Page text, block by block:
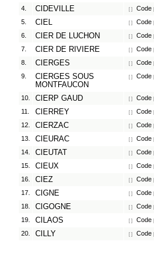
4.
CIDEVILLE [ ]
Code
5.
CIEL [ ]
Code
6.
CIER DE LUCHON [ ]
Code
7.
CIER DE RIVIERE [ ]
Code
8.
CIERGES [ ]
Code
9.
CIERGES SOUS
MONTFAUCON
[ ] Code
10. CIERP GAUD [ ]
Code
11.
CIERREY [ ]
Code
12.
CIERZAC [ ]
Code
13.
CIEURAC [ ]
Code
14.
CIEUTAT [ ]
Code
15.
CIEUX [ ]
Code
16.
CIEZ [ ]
Code
17.
CIGNE [ ]
Code
18.
CIGOGNE [ ]
Code
19.
CILAOS [ ]
Code
20.
CILLY [ ] Code